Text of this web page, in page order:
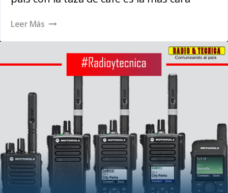
Leer Más